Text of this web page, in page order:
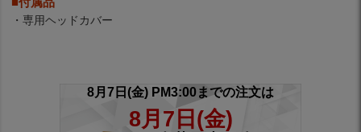
・専用ヘッドカバー